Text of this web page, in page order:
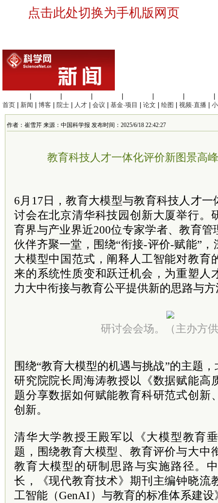
点击此处切换为手机版网页
首页
新闻 博客 院士 人才 会议 基金·项目 论文 绘图 视频·直播
作者：崔雪芹 来源：中国科学报 发布时间：2025/6/18 22:42:27
教育科技人才一体化评价新图景高
6月17日，教育大模型与教育科技人才
讨会在北京清华科技园创新大厦举行。
育界与产业界近200位专家学者、教育
伙伴齐聚一堂，围绕“衔接-评价-赋能”
大模型中国范式，阐释人工智能对教育
来的系统性质变和跃迁机会，为重塑人
力大中衔接与教育公平提供新的思路与
研讨会会场。（主办方
围绕“教育大模型的机遇与挑战”的主题
研究院院长周海涛教授以《数据赋能高
题分享数据如何赋能教育科研范式创新
创新。
清华大学教授王殿军以《大模型教育
题，围绕教育大模型、教育评价与大中
教育大模型的研制思路与实施路径。
长，《现代教育技术》期刊主编钟晓流
工智能（GenAI）与教育的标准体系建